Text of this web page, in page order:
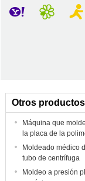
Otros productos
Máquina que
la placa de la
Moldeado médico
tubo de centrífuga
Moldeo a presión